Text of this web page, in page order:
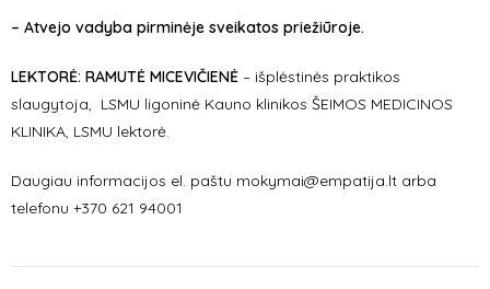
– Atvejo vadyba pirminėje sveikatos priežiūroje.
LEKTORĖ: RAMUTĖ MICEVIČIENĖ – išplėstinės praktikos
slaugytoja, LSMU ligoninė Kauno klinikos ŠEIMOS MEDICINOS
KLINIKA, LSMU lektorė.
Daugiau informacijos el. paštu mokymai@empatija.lt arba
telefonu +370 621 94001